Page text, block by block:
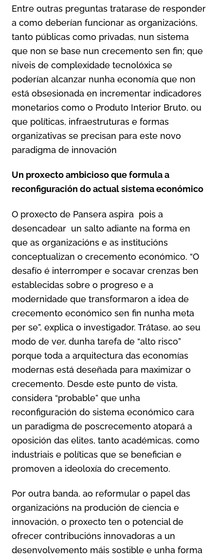
Entre outras preguntas tratarase de responder
a como deberían funcionar as organizacións,
tanto públicas como privadas, nun sistema
que non se base nun crecemento sen fin; que
niveis de complexidade tecnolóxica se
poderían alcanzar nunha economía que non
está obsesionada en incrementar indicadores
monetarios como o Produto Interior Bruto, ou
que políticas, infraestruturas e formas
organizativas se precisan para este novo
paradigma de innovación
Un proxecto ambicioso que formula a
reconfiguración do actual sistema económico
O proxecto de Pansera aspira pois a
desencadear un salto adiante na forma en
que as organizacións e as institucións
conceptualizan o crecemento económico. “O
desafío é interromper e socavar crenzas ben
establecidas sobre o progreso e a
modernidade que transformaron a idea de
crecemento económico sen fin nunha meta
per se”, explica o investigador. Trátase, ao seu
modo de ver, dunha tarefa de “alto risco”
porque toda a arquitectura das economías
modernas está deseñada para maximizar o
crecemento. Desde este punto de vista,
considera “probable” que unha
reconfiguración do sistema económico cara
un paradigma de poscrecemento atopará a
oposición das elites, tanto académicas, como
industriais e políticas que se benefician e
promoven a ideoloxía do crecemento.
Por outra banda, ao reformular o papel das
organizacións na produción de ciencia e
innovación, o proxecto ten o potencial de
ofrecer contribucións innovadoras a un
desenvolvemento máis sostible e unha forma